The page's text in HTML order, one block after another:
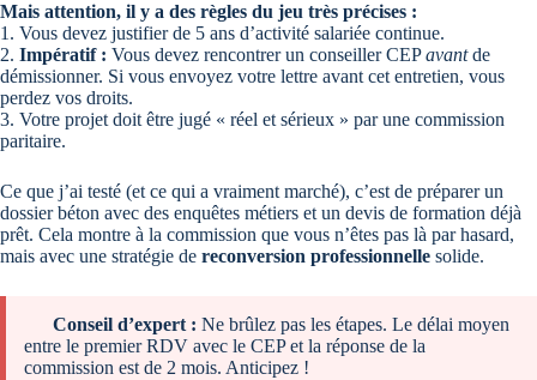
Mais attention, il y a des règles du jeu très précises :
1. Vous devez justifier de 5 ans d’activité salariée continue.
2. Impératif : Vous devez rencontrer un conseiller CEPavantde
démissionner. Si vous envoyez votre lettre avant cet entretien, vous
perdez vos droits.
3. Votre projet doit être jugé « réel et sérieux » par une commission
paritaire.
Ce que j’ai testé (et ce qui a vraiment marché), c’est de préparer un
dossier béton avec des enquêtes métiers et un devis de formation déjà
prêt. Cela montre à la commission que vous n’êtes pas là par hasard,
mais avec une stratégie de reconversion professionnelle solide.
Conseil d’expert : Ne brûlez pas les étapes. Le délai moyen
entre le premier RDV avec le CEP et la réponse de la
commission est de 2 mois. Anticipez !